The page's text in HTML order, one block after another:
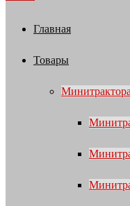
Главная
Товары
Минитрактора